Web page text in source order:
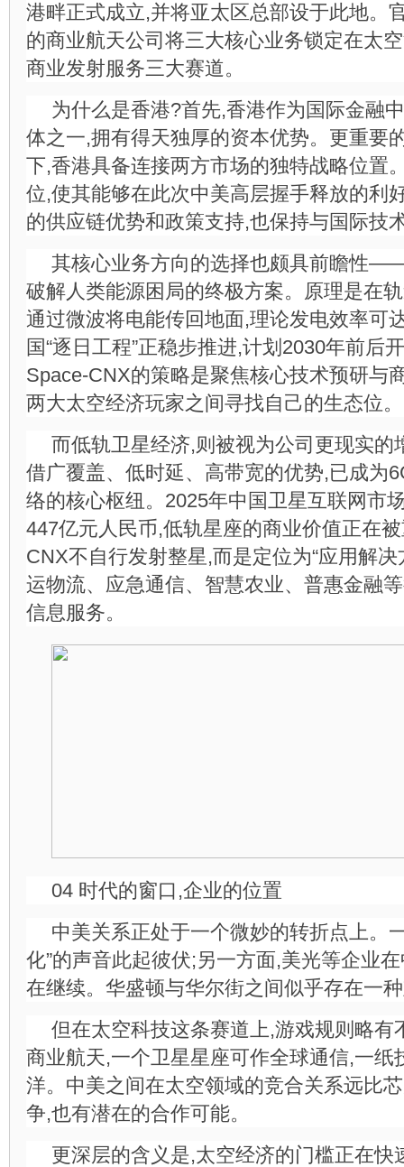
港畔正式成立,并将亚太区总部设于此地。
的商业航天公司将三大核心业务锁定在太
商业发射服务三大赛道。
为什么是香港?首先,香港作为国际金融
体之一,拥有得天独厚的资本优势。更重要
下,香港具备连接两方市场的独特战略位置
位,使其能够在此次中美高层握手释放的利
的供应链优势和政策支持,也保持与国际技
其核心业务方向的选择也颇具前瞻性
破解人类能源困局的终极方案。原理是在
通过微波将电能传回地面,理论发电效率可
国“逐日工程”正稳步推进,计划2030年前后
Space-CNX的策略是聚焦核心技术预研与
两大太空经济玩家之间寻找自己的生态位。
而低轨卫星经济,则被视为公司更现实的
借广覆盖、低时延、高带宽的优势,已成为
络的核心枢纽。2025年中国卫星互联网市
447亿元人民币,低轨星座的商业价值正在
CNX不自行发射整星,而是定位为“应用解
运物流、应急通信、智慧农业、普惠金融
信息服务。
04 时代的窗口,企业的位置
中美关系正处于一个微妙的转折点上。
化”的声音此起彼伏;另一方面,美光等企业
在继续。华盛顿与华尔街之间似乎存在一
但在太空科技这条赛道上,游戏规则略有
商业航天,一个卫星星座可作全球通信,一纸
洋。中美之间在太空领域的竞合关系远比
争,也有潜在的合作可能。
更深层的含义是,太空经济的门槛正在快